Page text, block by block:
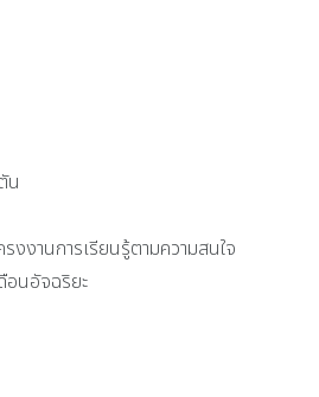
น
งงานการเรียนรู้ตามความสนใจ
อนอัจฉริยะ